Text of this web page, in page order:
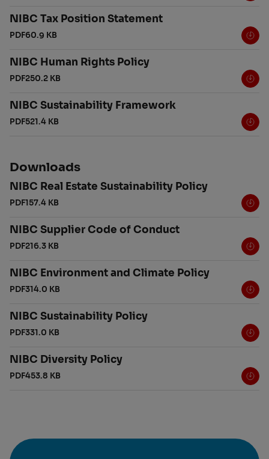
NIBC Tax Position Statement
PDF60.9 KB
NIBC Human Rights Policy
PDF250.2 KB
NIBC Sustainability Framework
PDF521.4 KB
Downloads
NIBC Real Estate Sustainability Policy
PDF157.4 KB
NIBC Supplier Code of Conduct
PDF216.3 KB
NIBC Environment and Climate Policy
PDF314.0 KB
NIBC Sustainability Policy
PDF331.0 KB
NIBC Diversity Policy
PDF453.8 KB